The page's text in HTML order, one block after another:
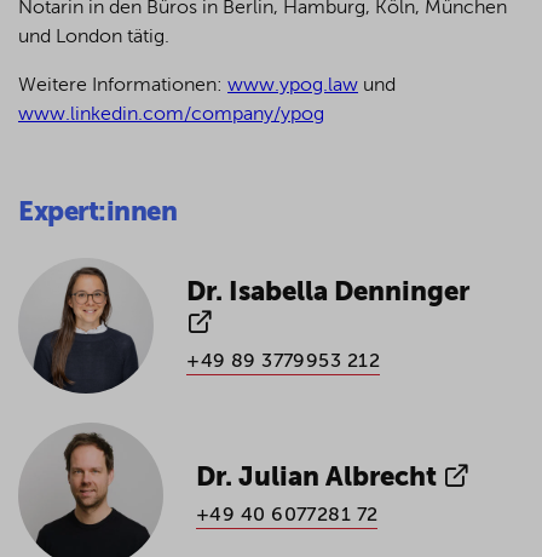
Notarin in den Büros in Berlin, Hamburg, Köln, München
und London tätig.
Weitere Informationen: www.ypog.law und
www.linkedin.com/company/ypog
Expert:innen
Dr. Isabella Denninger
+49 89 3779953 212
Dr. Julian Albrecht
+49 40 6077281 72